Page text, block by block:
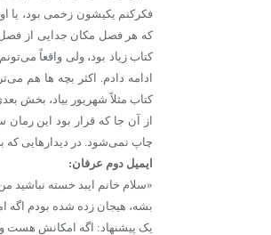
فکرکنم یکیشون زخمی بود، یا
که هر فصل مکان جدایی از
کتاب زیاد بود، ولی واقعاً
ادامه دادم. اکثر بچه ها هم
کتاب مثلاً شهریور بیاد، بخش بعدی
از آن جا که قرار بود این
چاپ نمی‌شود. در دیدارهایی که
ایمیل دوم عرفان:
«سلام خانم ایبد خسته نباشید
بشه، هیجان زده شده بودم اگه
یک پیشنهاد: اگه امکانش هست